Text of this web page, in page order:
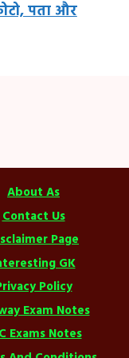
पता और
About As
Contact Us
Page
GK
Policy
Exam Notes
Exams Notes